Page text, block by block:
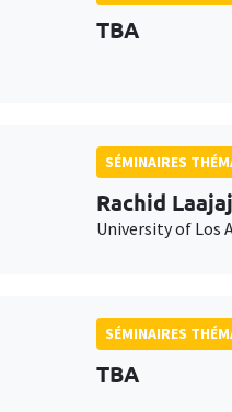
TBA
SÉMINAIRES
Rachid Laajaj
University of Los
SÉMINAIRES
TBA